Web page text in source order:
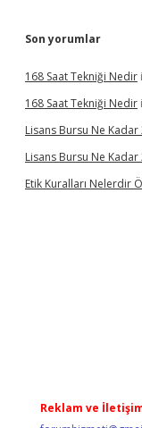
Son yorumlar
168 Saat Tekniği Nedir
168 Saat Tekniği Nedir
Lisans Bursu Ne Kadar
Lisans Bursu Ne Kadar
Etik Kuralları Nelerdir
Reklam ve